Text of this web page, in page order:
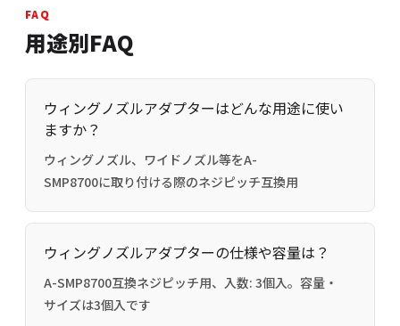
FAQ
用途別FAQ
ウィングノズルアダプターはどんな用途に使い
ますか？
ウィングノズル、ワイドノズル等をA-
SMP8700に取り付ける際のネジピッチ互換用
ウィングノズルアダプターの仕様や容量は？
A-SMP8700互換ネジピッチ用、入数: 3個入。容量・
サイズは3個入です